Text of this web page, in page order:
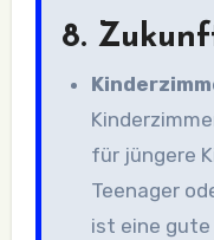
8.
für jüngere
Teenager
ist eine